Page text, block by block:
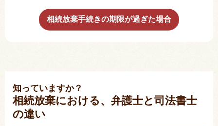
相続放棄手続きの期限が過ぎた場合
知っていますか？
相続放棄における、弁護士と司法書士
の違い